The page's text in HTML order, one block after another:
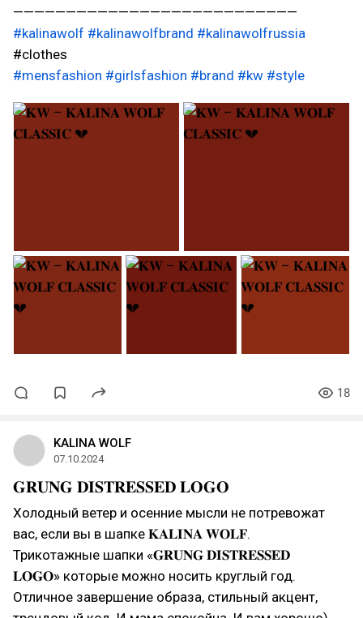
———————————————————————————
#kalinawolf #kalinawolfbrand #kalinawolfrussia
#clothes
#mensfashion #girlsfashion #brand #kw #style
18
KALINA WOLF
07.10.2024
𝐆𝐑𝐔𝐍𝐆 𝐃𝐈𝐒𝐓𝐑𝐄𝐒𝐒𝐄𝐃 𝐋𝐎𝐆𝐎
Холодный ветер и осенние мысли не потревожат
вас, если вы в шапке 𝐊𝐀𝐋𝐈𝐍𝐀 𝐖𝐎𝐋𝐅.
Трикотажные шапки «𝐆𝐑𝐔𝐍𝐆 𝐃𝐈𝐒𝐓𝐑𝐄𝐒𝐒𝐄𝐃
𝐋𝐎𝐆𝐎» которые можно носить круглый год.
Отличное завершение образа, стильный акцент,